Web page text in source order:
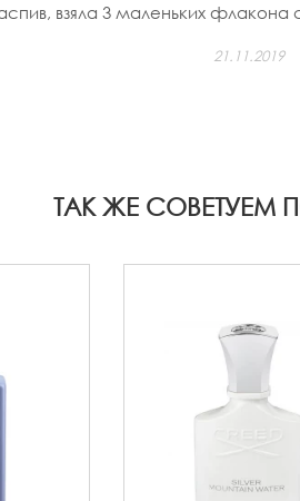
взяла 3 маленьких
21.11.2019
ТАК ЖЕ СОВЕТУЕМ